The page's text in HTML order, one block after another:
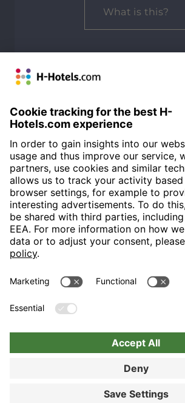
What is this?
Customer Alliance
H-Hotels.com is the sponser for the following
Follow H-Hotels.com for news and